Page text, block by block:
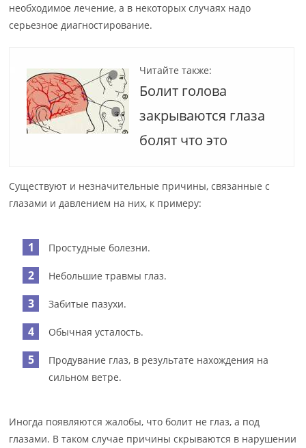
необходимое лечение, а в некоторых случаях надо
серьезное диагностирование.
Читайте также:
Болит голова
закрываются глаза
болят что это
Существуют и незначительные причины, связанные с
глазами и давлением на них, к примеру:
Простудные болезни.
Небольшие травмы глаз.
Забитые пазухи.
Обычная усталость.
Продувание глаз, в результате нахождения на
сильном ветре.
Иногда появляются жалобы, что болит не глаз, а под
глазами. В таком случае причины скрываются в нарушении